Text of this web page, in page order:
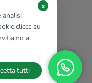
analisi
clicca su
a
x
tutti